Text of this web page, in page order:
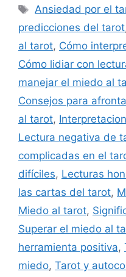
Etiquetas
Ansiedad por el
predicciones del tarot
al tarot, Cómo
Cómo lidiar con
manejar el miedo al
Consejos para
al tarot,
Lectura negativa de
complicadas en el
difíciles, Lecturas
las cartas del tarot,
Miedo al tarot,
Superar el miedo al
herramienta positiva,
miedo, Tarot y